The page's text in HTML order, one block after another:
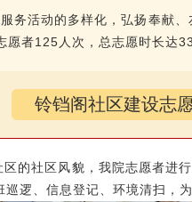
务活动的多样化，弘扬奉献
者125人次，总志愿时长达
铃铛阁社区建设志
的社区风貌，我院志愿者进
逻、信息登记、环境清扫，